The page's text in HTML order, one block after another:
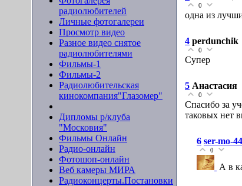
радиолюбителей
Личные фотогалереи
Просмотр видео
Разное видео снятое
радиолюбителями
Фильмы-1
Фильмы-2
Радиолюбительская
кинокомпания"Глазомер"
Дипломы р/клуба
"Московия"
Фильмы Онлайн
Радио-онлайн
Фотошоп-онлайн
Веб камеры МИРА
Радиоконцерты.Постановки
0
одна из
4 perdunchik
0
Супер
5 Анастасия
0
Спасибо за
таковых нет
6 ser-mo-44
0
А в